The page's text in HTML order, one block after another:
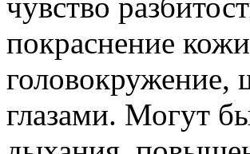
чувство
покраснение
глазами. Могут